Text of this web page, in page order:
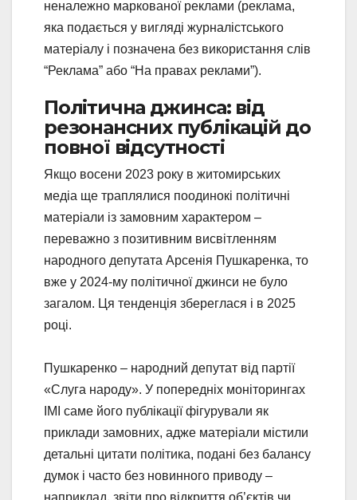
неналежно маркованої реклами (реклама,
яка подається у вигляді журналістського
матеріалу і позначена без використання слів
“Реклама” або “На правах реклами”).
Політична джинса: від
резонансних публікацій до
повної відсутності
Якщо восени 2023 року в житомирських
медіа ще траплялися поодинокі політичні
матеріали із замовним характером –
переважно з позитивним висвітленням
народного депутата Арсенія Пушкаренка, то
вже у 2024-му політичної джинси не було
загалом. Ця тенденція збереглася і в 2025
році.
Пушкаренко – народний депутат від партії
«Слуга народу». У попередніх моніторингах
ІМІ саме його публікації фігурували як
приклади замовних, адже матеріали містили
детальні цитати політика, подані без балансу
думок і часто без новинного приводу –